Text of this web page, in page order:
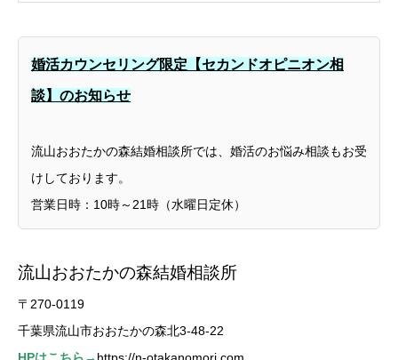
婚活カウンセリング限定【セカンドオピニオン相
談】のお知らせ
流山おおたかの森結婚相談所では、婚活のお悩み相談もお受
けしております。
営業日時：10時～21時（水曜日定休）
流山おおたかの森結婚相談所
〒270-0119
千葉県流山市おおたかの森北3-48-22